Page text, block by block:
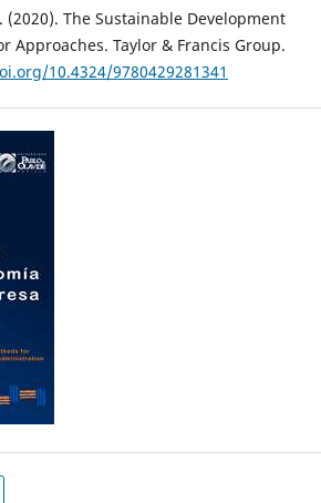
(2020). The Sustainable Development
Approaches. Taylor & Francis Group.
10.4324/9780429281341